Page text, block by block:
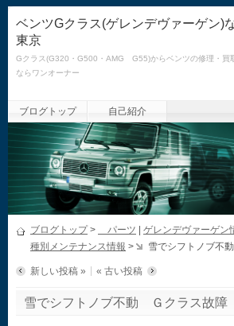
ベンツGクラス(ゲレンデヴァーゲン)
東京
Gクラス(G320・G500・AMG G55)からベンツの修理・買
ならワンオーナー
ブログトップ 自己紹介
ブログトップ> パーツ ゲレンデヴァーゲン
種別メンテナンス情報 > 雪でシフトノブ不
新しい投稿 » « 古い投稿
雪でシフトノブ不動 Ｇクラス故障